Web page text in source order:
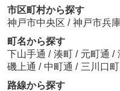
市区町村から探す
神戸市中央区 / 神戸市兵
町名から探す
下山手通 / 湊町 / 元町通 /
磯上通 / 中町通 / 三川口町
路線から探す